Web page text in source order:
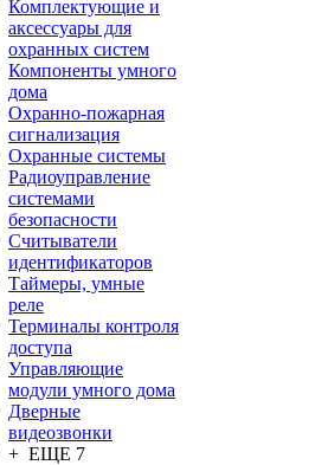
Комплектующие и
аксессуары для
охранных систем
Компоненты умного
дома
Охранно-пожарная
сигнализация
Охранные системы
Радиоуправление
системами
безопасности
Считыватели
идентификаторов
Таймеры, умные
реле
Терминалы контроля
доступа
Управляющие
модули умного дома
Дверные
видеозвонки
+ ЕЩЕ 7